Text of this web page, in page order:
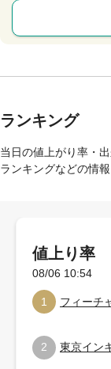
ランキング
当日の値上がり率・
ランキングなどの情